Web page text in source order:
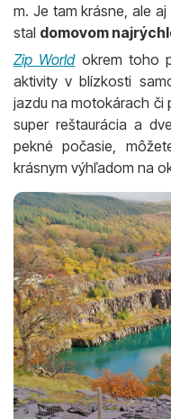
m. Je tam krásne, ale
stal domovom
Zip Worldokrem toho
aktivity v blízkosti
jazdu na motokárach či
super reštaurácia a
pekné počasie,
krásnym výhľadom na